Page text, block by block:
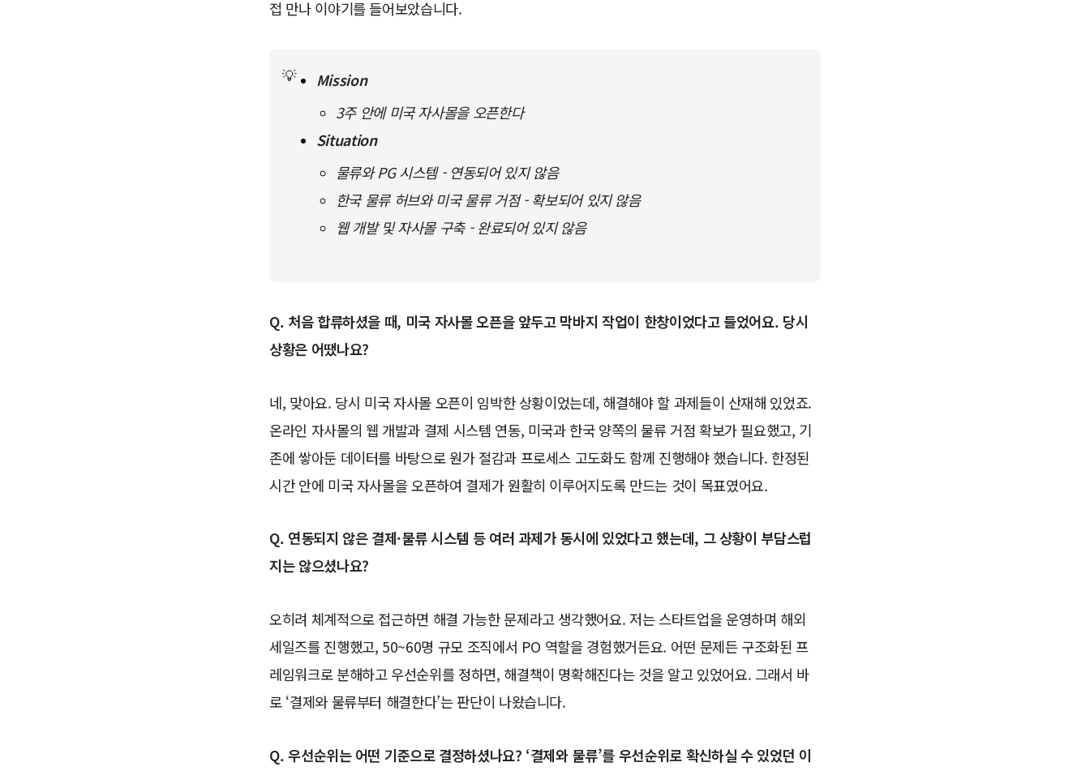
접 만나 이야기를 들어보았습니다.
💡
Mission
3주 안에 미국 자사몰을 오픈한다
Situation
물류와 PG 시스템 - 연동되어 있지 않음
한국 물류 허브와 미국 물류 거점 - 확보되어 있지 않음
웹 개발 및 자사몰 구축 - 완료되어 있지 않음
Q. 처음 합류하셨을 때, 미국 자사몰 오픈을 앞두고 막바지 작업이 한창이었다고 들었어요. 당시
상황은 어땠나요?
네, 맞아요. 당시 미국 자사몰 오픈이 임박한 상황이었는데, 해결해야 할 과제들이 산재해 있었죠.
온라인 자사몰의 웹 개발과 결제 시스템 연동, 미국과 한국 양쪽의 물류 거점 확보가 필요했고, 기
존에 쌓아둔 데이터를 바탕으로 원가 절감과 프로세스 고도화도 함께 진행해야 했습니다. 한정된
시간 안에 미국 자사몰을 오픈하여 결제가 원활히 이루어지도록 만드는 것이 목표였어요.
Q. 연동되지 않은 결제·물류 시스템 등 여러 과제가 동시에 있었다고 했는데, 그 상황이 부담스럽
지는 않으셨나요?
오히려 체계적으로 접근하면 해결 가능한 문제라고 생각했어요. 저는 스타트업을 운영하며 해외
세일즈를 진행했고, 50~60명 규모 조직에서 PO 역할을 경험했거든요. 어떤 문제든 구조화된 프
레임워크로 분해하고 우선순위를 정하면, 해결책이 명확해진다는 것을 알고 있었어요. 그래서 바
로 ‘결제와 물류부터 해결한다’는 판단이 나왔습니다.
Q. 우선순위는 어떤 기준으로 결정하셨나요? ‘결제와 물류’를 우선순위로 확신하실 수 있었던 이